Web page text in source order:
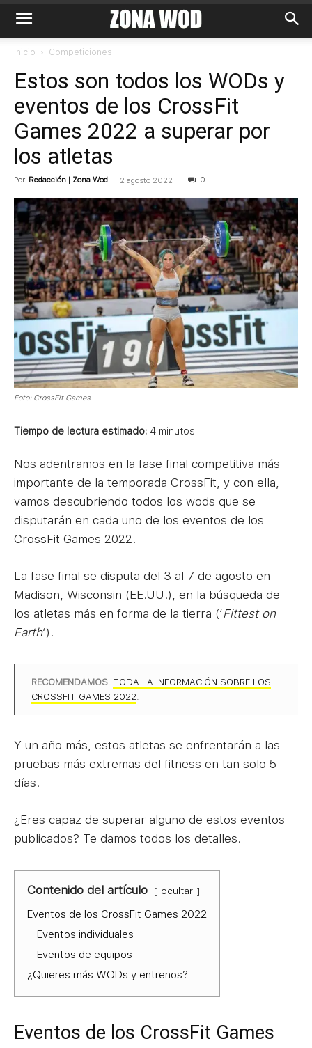
Inicio Competiciones
Estos son todos los WODs y
eventos de los CrossFit
Games 2022 a superar por
los atletas
Por Redacción | Zona Wod - 2 agosto 2022 0
Foto: CrossFit Games
Tiempo de lectura estimado: 4 minutos.
Nos adentramos en la fase final competitiva más
importante de la temporada CrossFit, y con ella,
vamos descubriendo todos los wods que se
disputarán en cada uno de los eventos de los
CrossFit Games 2022.
La fase final se disputa del 3 al 7 de agosto en
Madison, Wisconsin (EE.UU.), en la búsqueda de
los atletas más en forma de la tierra (‘Fittest on
Earth‘).
RECOMENDAMOS: TODA LA INFORMACIÓN SOBRE LOS
CROSSFIT GAMES 2022.
Y un año más, estos atletas se enfrentarán a las
pruebas más extremas del fitness en tan solo 5
días.
¿Eres capaz de superar alguno de estos eventos
publicados? Te damos todos los detalles.
Contenido del artículo ocultar
Eventos de los CrossFit Games 2022
Eventos individuales
Eventos de equipos
¿Quieres más WODs y entrenos?
Eventos de los CrossFit Games